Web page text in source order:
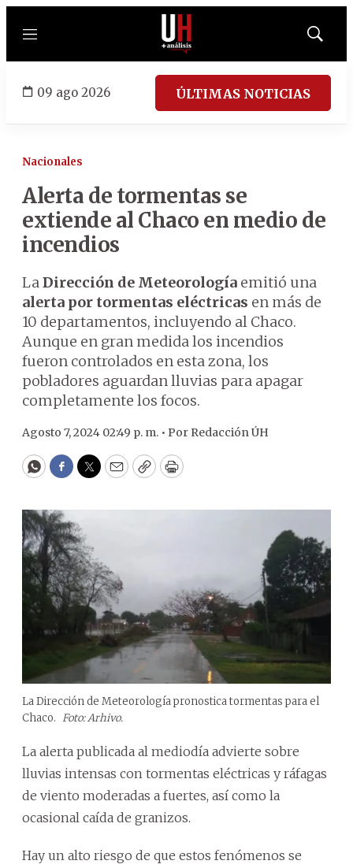
Menú
Mostrar
09 ago 2026 ÚLTIMAS NOTICIAS
Nacionales
Alerta de tormentas se
extiende al Chaco en medio de
incendios
LaDirección de Meteorología emitió una
alerta por tormentas eléctricas en más de
10 departamentos, incluyendo al Chaco.
Aunque en gran medida los incendios
fueron controlados en esta zona, los
pobladores aguardan lluvias para apagar
completamente los focos.
Agosto 7, 2024 02:49 p. m. • Por Redacción ÚH
WhatsApp
Facebook
Twitter
EmailCopyPrint
La Dirección de Meteorología pronostica tormentas para el
Chaco. Foto: Arhivo.
La alerta publicada al mediodía advierte sobre
lluvias intensas con tormentas eléctricas y ráfagas
de viento moderadas a fuertes, así como la
ocasional caída de granizos.
Hay un alto riesgo de que estos fenómenos se